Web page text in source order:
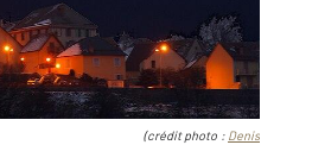
(crédit photo : Denis